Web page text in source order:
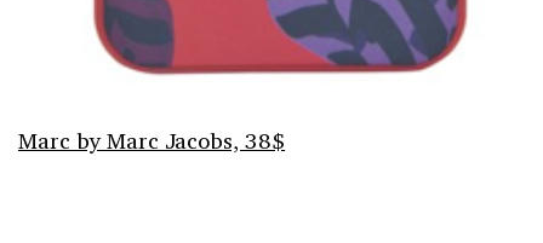
Marc by Marc Jacobs, 38$